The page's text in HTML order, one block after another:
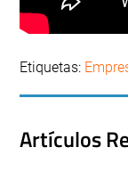
Etiquetas:
Artículos